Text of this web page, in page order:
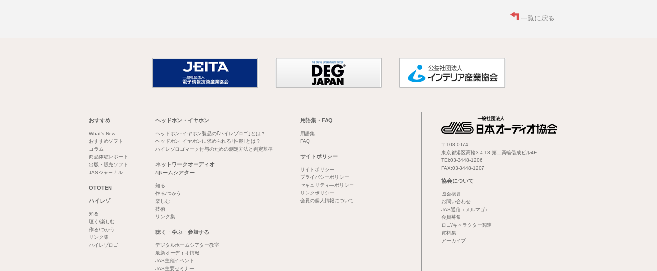
一覧に戻る
おすすめ
What's New
おすすめソフト
コラム
商品体験レポート
出版・販売ソフト
JASジャーナル
OTOTEN
ハイレゾ
知る
聴く/楽しむ
作る/つかう
リンク集
ハイレゾロゴ
ヘッドホン・イヤホン
ヘッドホン･イヤホン製品の｢ハイレゾロゴ｣とは？
ヘッドホン･イヤホンに求められる｢性能｣とは？
ハイレゾロゴマーク付与のための測定方法と判定基準
ネットワークオーディオ
/ホームシアター
知る
作る/つかう
楽しむ
技術
リンク集
聴く・学ぶ・参加する
デジタルホームシアター教室
最新オーディオ情報
JAS主催イベント
JAS主要セミナー
用語集・FAQ
用語集
FAQ
サイトポリシー
サイトポリシー
プライバシーポリシー
セキュリティ―ポリシー
リンクポリシー
会員の個人情報について
〒108-0074
東京都港区高輪3-4-13 第二高輪偕成ビル4F
TEl:03-3448-1206
FAX:03-3448-1207
協会について
協会概要
お問い合わせ
JAS通信（メルマガ）
会員募集
ロゴ/キャラクター関連
資料集
アーカイブ